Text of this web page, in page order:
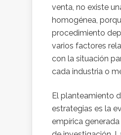
venta, no existe
homogénea,
procedimiento
varios factores
con la situación
cada industria o
El planteamiento
estrategias es la
empírica